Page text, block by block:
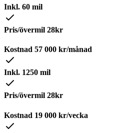
Inkl. 60 mil
Pris/övermil 28kr
Kostnad 57 000 kr/månad
Inkl. 1250 mil
Pris/övermil 28kr
Kostnad 19 000 kr/vecka